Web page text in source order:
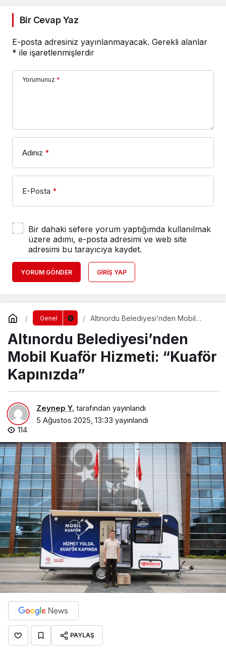
Bir Cevap Yaz
E-posta adresiniz yayınlanmayacak. Gerekli alanlar
* ile işaretlenmişlerdir
Yorumunuz *
Adınız *
E-Posta *
Bir dahaki sefere yorum yaptığımda kullanılmak
üzere adımı, e-posta adresimi ve web site
adresimi bu tarayıcıya kaydet.
YORUM GÖNDER GIRIŞ YAP
Genel
Altınordu Belediyesi’nden Mobil
Altınordu Belediyesi’nden
Mobil Kuaför Hizmeti: “Kuaför
Kapınızda”
Zeynep Y. tarafından yayınlandı
5 Ağustos 2025, 13:33 yayınlandı
114
PAYLAŞ